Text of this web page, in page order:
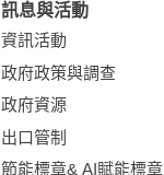
訊息與活動
資訊活動
政府政策與調查
政府資源
出口管制
節能標章& AI賦能標章